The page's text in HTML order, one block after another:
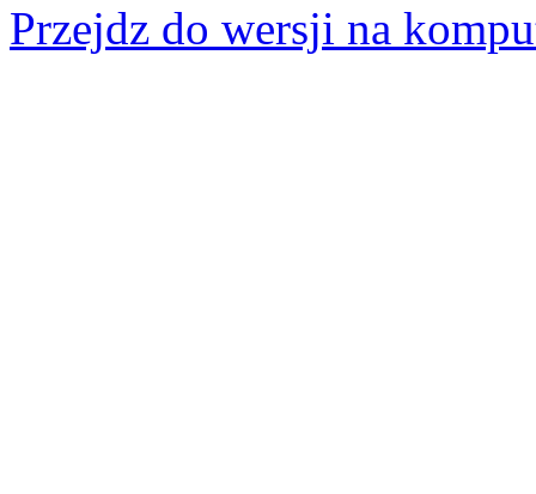
Przejdz do wersji na